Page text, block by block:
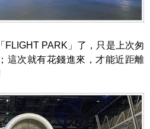
FLIGHT PARK」了，只是上次匆
這次就有花錢進來，才能近距離